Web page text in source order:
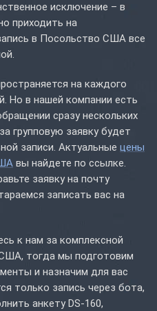
исключение – в
приходить на
в Посольство США все
на каждого
Но в нашей компании есть
сразу нескольких
групповую заявку будет
записи. Актуальные цены
вы найдете по ссылке.
заявку на почту
записать вас на
к нам за комплексной
тогда мы подготовим
и назначим для вас
только запись через бота,
анкету DS-160,